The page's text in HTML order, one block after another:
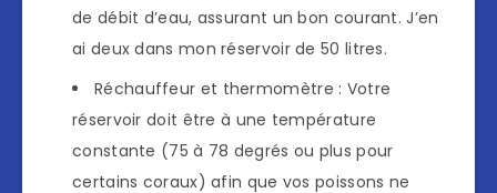
de débit d’eau, assurant un bon courant. J’en
ai deux dans mon réservoir de 50 litres.
Réchauffeur et thermomètre : Votre
réservoir doit être à une température
constante (75 à 78 degrés ou plus pour
certains coraux) afin que vos poissons ne